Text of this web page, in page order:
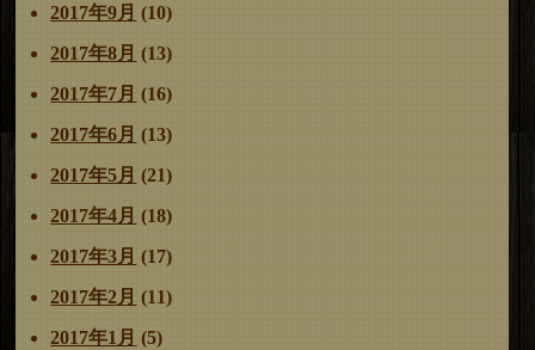
2017年9月 (10)
2017年8月 (13)
2017年7月 (16)
2017年6月 (13)
2017年5月 (21)
2017年4月 (18)
2017年3月 (17)
2017年2月 (11)
2017年1月 (5)